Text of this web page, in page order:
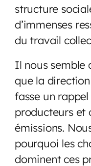
structure
d’immenses
du travail
Il nous semble
que la
fasse un rappel
producteurs et
émissions.
pourquoi les
dominent ces